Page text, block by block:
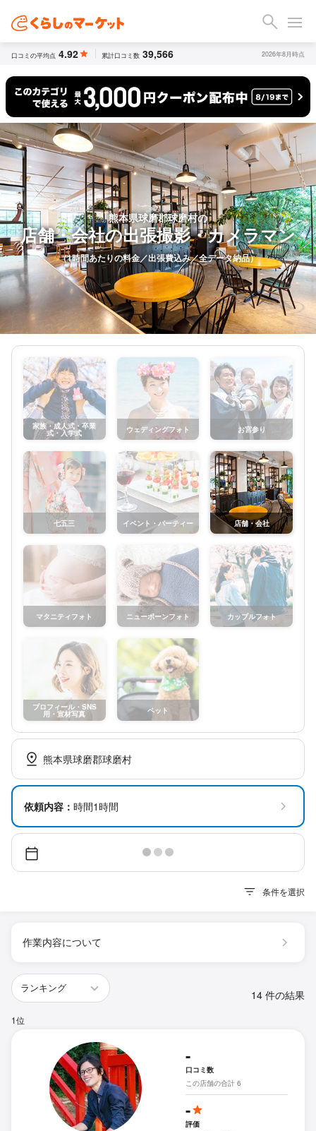
口コミの平均点 4.92 累計口コミ数 39,566 2026年8月時点
熊本県球磨郡球磨村の
店舗・会社の出張撮影・カメラマン
（1時間あたりの料金／出張費込み／全データ納品）
家族・成人式・卒業
式・入学式 ウェディングフォト お宮参り
七五三 イベント・パーティー 店舗・会社
マタニティフォト ニューボーンフォト カップルフォト
プロフィール・SNS
用・宣材写真 ペット
熊本県球磨郡球磨村
依頼内容： 時間1時間
条件を選択
作業内容について
14 件の結果
1位
-
口コミ数
この店舗の合計 6
-
評価